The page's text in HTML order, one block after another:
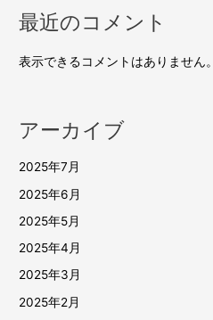
最近のコメント
表示できるコメントはありません。
アーカイブ
2025年7月
2025年6月
2025年5月
2025年4月
2025年3月
2025年2月